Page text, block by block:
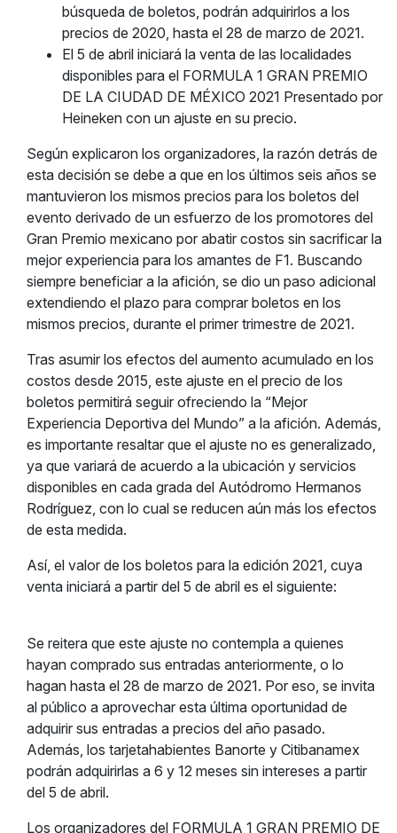
búsqueda de boletos, podrán adquirirlos a los
precios de 2020, hasta el 28 de marzo de 2021.
El 5 de abril iniciará la venta de las localidades
disponibles para el FORMULA 1 GRAN PREMIO
DE LA CIUDAD DE MÉXICO 2021 Presentado por
Heineken con un ajuste en su precio.
Según explicaron los organizadores, la razón detrás de
esta decisión se debe a que en los últimos seis años se
mantuvieron los mismos precios para los boletos del
evento derivado de un esfuerzo de los promotores del
Gran Premio mexicano por abatir costos sin sacrificar la
mejor experiencia para los amantes de F1. Buscando
siempre beneficiar a la afición, se dio un paso adicional
extendiendo el plazo para comprar boletos en los
mismos precios, durante el primer trimestre de 2021.
Tras asumir los efectos del aumento acumulado en los
costos desde 2015, este ajuste en el precio de los
boletos permitirá seguir ofreciendo la “Mejor
Experiencia Deportiva del Mundo” a la afición. Además,
es importante resaltar que el ajuste no es generalizado,
ya que variará de acuerdo a la ubicación y servicios
disponibles en cada grada del Autódromo Hermanos
Rodríguez, con lo cual se reducen aún más los efectos
de esta medida.
Así, el valor de los boletos para la edición 2021, cuya
venta iniciará a partir del 5 de abril es el siguiente:
Se reitera que este ajuste no contempla a quienes
hayan comprado sus entradas anteriormente, o lo
hagan hasta el 28 de marzo de 2021. Por eso, se invita
al público a aprovechar esta última oportunidad de
adquirir sus entradas a precios del año pasado.
Además, los tarjetahabientes Banorte y Citibanamex
podrán adquirirlas a 6 y 12 meses sin intereses a partir
del 5 de abril.
Los organizadores del FORMULA 1 GRAN PREMIO DE